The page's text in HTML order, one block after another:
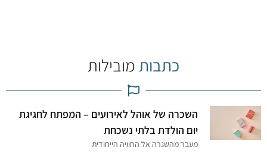
כתבות מובילות
השכרה של אוהל לאירועים – המפתח לחגיגת
יום הולדת בלתי נשכחת
מעבר מהשגרה אל החוויה הייחודית